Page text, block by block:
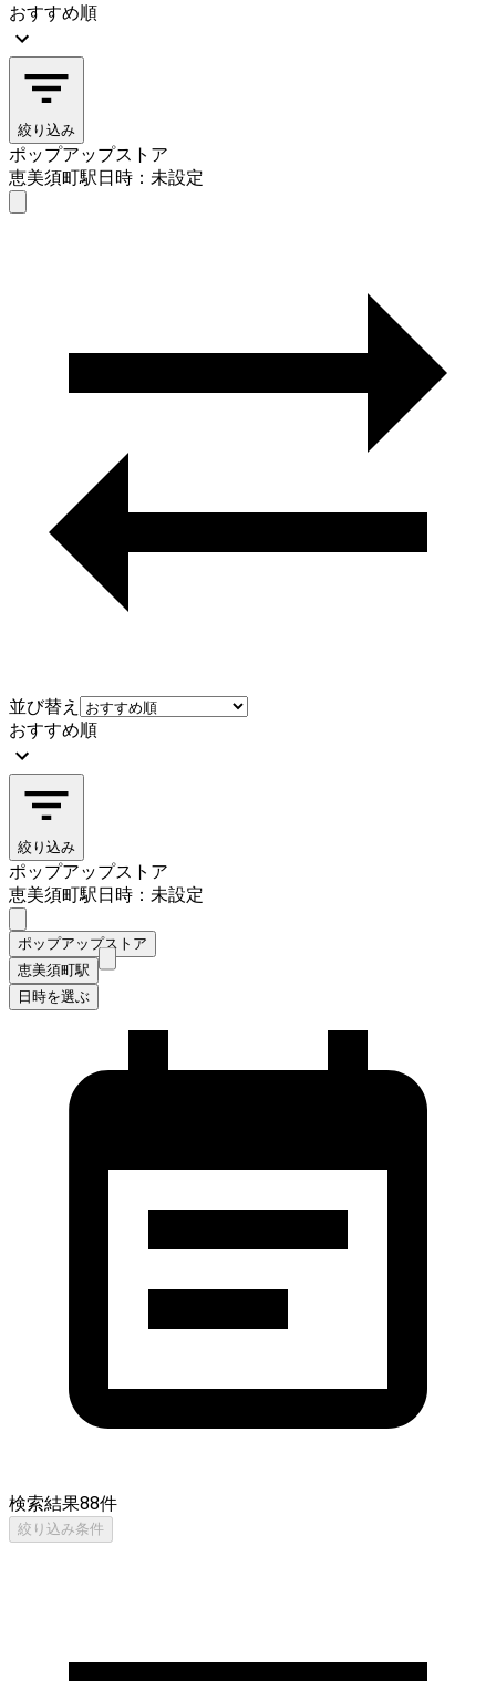
おすすめ順
絞り込み
ポップアップストア
恵美須町駅日時：未設定
並び替え
おすすめ順
絞り込み
ポップアップストア
恵美須町駅日時：未設定
ポップアップストア
恵美須町駅
日時を選ぶ
検索結果88件
絞り込み条件